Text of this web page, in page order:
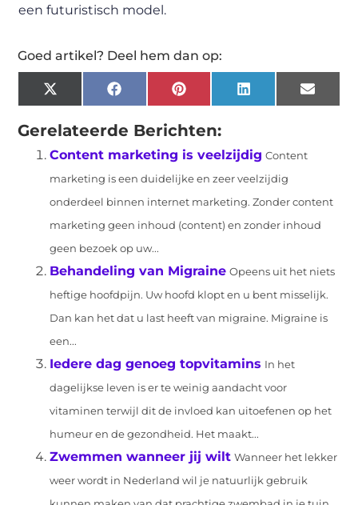
een futuristisch model.
Goed artikel? Deel hem dan op:
X
(Twitter)
FacebookPinterestLinkedIn Email
Gerelateerde Berichten:
Content marketing is veelzijdig Content
marketing is een duidelijke en zeer veelzijdig
onderdeel binnen internet marketing. Zonder content
marketing geen inhoud (content) en zonder inhoud
geen bezoek op uw...
Behandeling van Migraine Opeens uit het niets
heftige hoofdpijn. Uw hoofd klopt en u bent misselijk.
Dan kan het dat u last heeft van migraine. Migraine is
een...
Iedere dag genoeg topvitamins In het
dagelijkse leven is er te weinig aandacht voor
vitaminen terwijl dit de invloed kan uitoefenen op het
humeur en de gezondheid. Het maakt...
Zwemmen wanneer jij wilt Wanneer het lekker
weer wordt in Nederland wil je natuurlijk gebruik